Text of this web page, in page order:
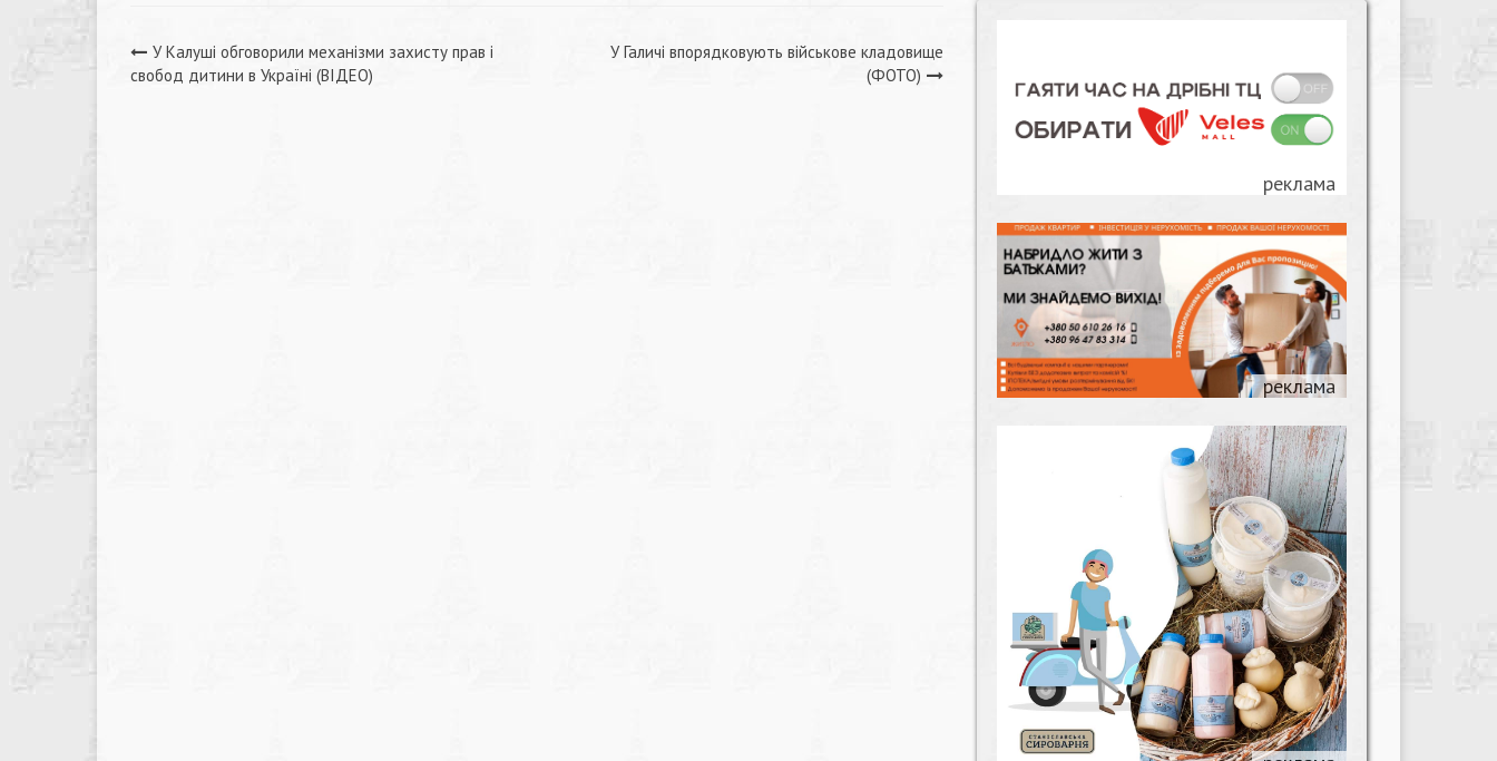
Навігація
У Калуші обговорили механізми захисту прав і
свобод дитини в Україні (ВІДЕО)
У Галичі впорядковують військове кладовище
(ФОТО)